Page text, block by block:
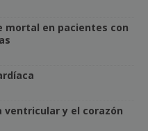
mortal en pacientes con
ventricular y el corazón